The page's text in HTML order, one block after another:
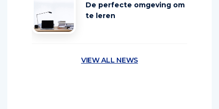
De perfecte omgeving om
te leren
VIEW ALL NEWS